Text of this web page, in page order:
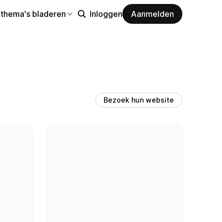
bladeren Inloggen Aanmelden
Bezoek hun website